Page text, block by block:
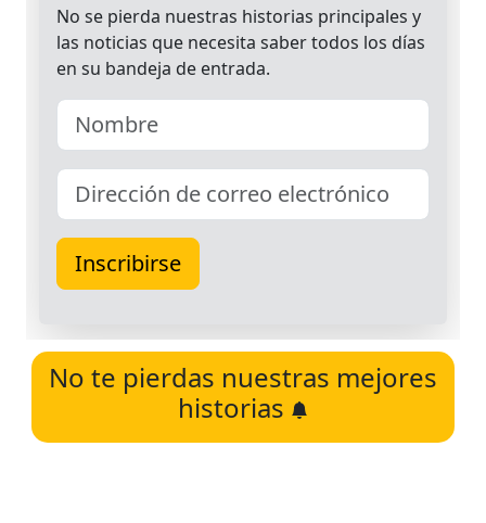
No te pierdas nuestras mejores
historias